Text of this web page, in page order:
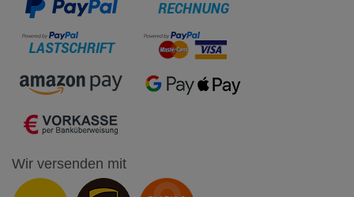
Wir versenden mit